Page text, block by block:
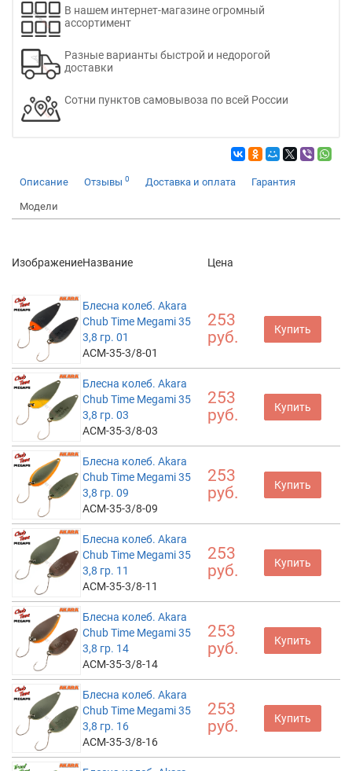
В нашем интернет-магазине огромный
ассортимент
Разные варианты быстрой и недорогой
доставки
Сотни пунктов самовывоза по всей России
Описание Отзывы 0 Доставка и оплата Гарантия
Модели
ИзображениеНазвание Цена
Блесна колеб. Akara
Chub Time Megami 35
3,8 гр. 01
ACM-35-3/8-01
253
руб.
Купить
Блесна колеб. Akara
Chub Time Megami 35
3,8 гр. 03
ACM-35-3/8-03
253
руб.
Купить
Блесна колеб. Akara
Chub Time Megami 35
3,8 гр. 09
ACM-35-3/8-09
253
руб.
Купить
Блесна колеб. Akara
Chub Time Megami 35
3,8 гр. 11
ACM-35-3/8-11
253
руб.
Купить
Блесна колеб. Akara
Chub Time Megami 35
3,8 гр. 14
ACM-35-3/8-14
253
руб.
Купить
Блесна колеб. Akara
Chub Time Megami 35
3,8 гр. 16
ACM-35-3/8-16
253
руб.
Купить